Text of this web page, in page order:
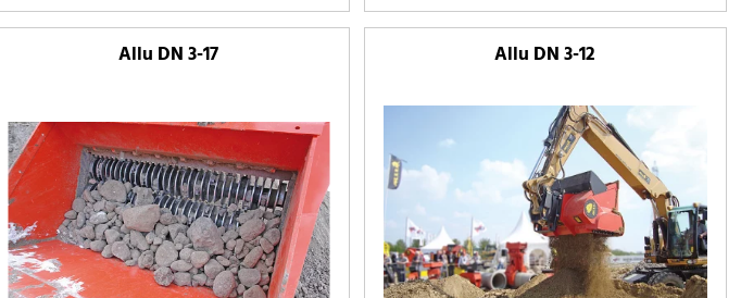
Allu DN 3-17 Allu DN 3-12